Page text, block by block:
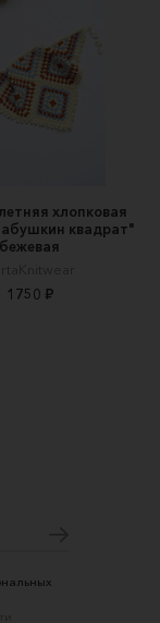
хлопковая
квадрат"
бежевая
1750 ₽